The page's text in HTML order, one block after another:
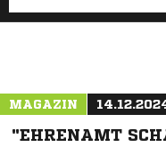
MAGAZIN
"EHRENAMT